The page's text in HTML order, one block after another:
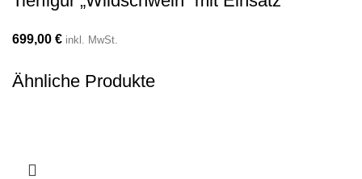
699,00 € inkl. MwSt.
Ähnliche Produkte